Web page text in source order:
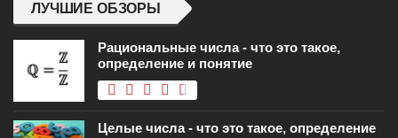
ЛУЧШИЕ ОБЗОРЫ
Рациональные числа - что это такое,
определение и понятие
Целые числа - что это такое, определение